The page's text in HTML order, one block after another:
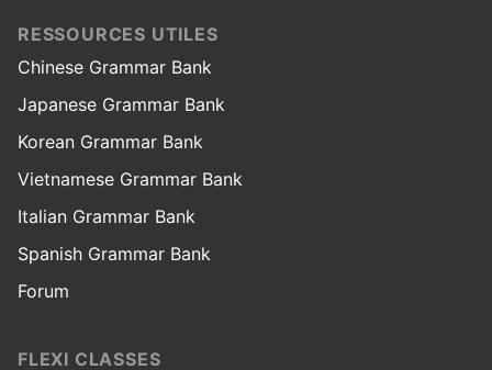
RESSOURCES UTILES
Chinese Grammar Bank
Japanese Grammar Bank
Korean Grammar Bank
Vietnamese Grammar Bank
Italian Grammar Bank
Spanish Grammar Bank
Forum
FLEXI CLASSES